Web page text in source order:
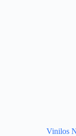
Vinilos